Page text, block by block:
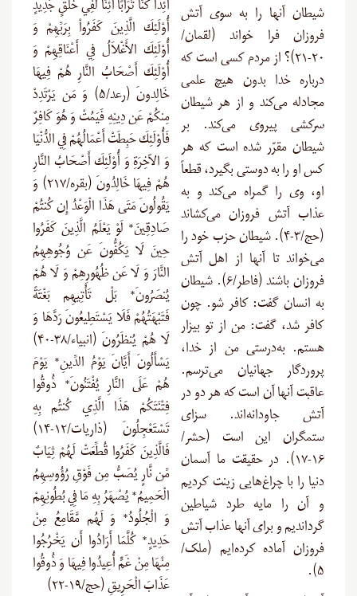
شیطان آنها را به سوی آتش
فروزان فرا خواند (لقمان/
۲۰-۲۱)؟ از مردم کسی است که
درباره خدا بدون هیچ علمی
مجادله می‌کند و از هر شیطان
سرکشی پیروی می‌کند. بر
شیطان مقرّر شده است که هر
کس او را به دوستی بگیرد، قطعاً
او، وی را گمراه می‌کند و به
عذاب آتش فروزان می‌کشاند
(حج/۳-۴). شیطان حزب خود را
می‌خواند تا آنها از اهل آتش
فروزان باشند (فاطر/۶). شیطان
به انسان گفت: کافر شو. چون
کافر شد، گفت: من از تو بیزار
هستم. به‌درستی من از خدا،
پروردگار جهانیان می‌ترسم.
عاقبت آنها آن است که هر دو در
آتش جاودانه‌اند. سزای
ستمگران این است (حشر/
۱۶-۱۷). در حقیقت ما آسمان
دنیا را با چراغ‌هایی زینت کردیم
و آن را مایه طرد شیاطین
گرداندیم و برای آنها عذاب آتش
فروزان آماده کرده‌ایم (ملک/
۵).
أَئِذَا كُنَّا تُرَابًا أَئِنَّا لَفِي خَلْقٍ جَدِيدٍ
أُوْلَئِكَ الَّذِينَ كَفَرُواْ بِرَبِّهِمْ وَ
أُوْلَئِكَ الأَغْلاَلُ فِي أَعْنَاقِهِمْ وَ
أُوْلَئِكَ أَصْحَابُ النَّارِ هُمْ فِيهَا
خَالِدونَ (رعد/۵) وَ مَن يَرْتَدِدْ
مِنكُمْ عَن دِينِهِ فَيَمُتْ وَ هُوَ كَافِرٌ
فَأُوْلَئِكَ حَبِطَتْ أَعْمَالُهُمْ فِي الدُّنْيَا
وَ الآخِرَةِ وَ أُوْلَئِكَ أَصْحَابُ النَّارِ
هُمْ فِيهَا خَالِدُونَ (بقره/۲۱۷) وَ
يَقُولُونَ مَتَى هَذَا الْوَعْدُ إِن كُنتُمْ
صَادِقِينَ* لَوْ يَعْلَمُ الَّذِينَ كَفَرُوا
حِينَ لَا يَكُفُّونَ عَن وُجُوهِهِمُ
النَّارَ وَ لَا عَن ظُهُورِهِمْ وَ لَا هُمْ
يُنصَرُونَ* بَلْ تَأْتِيهِم بَغْتَةً
فَتَبْهَتُهُمْ فَلَا يَسْتَطِيعُونَ رَدَّهَا وَ
لَا هُمْ يُنظَرُونَ (انبیاء/۳۸-۴۰)
يَسْأَلُونَ أَيَّانَ يَوْمُ الدِّينِ* يَوْمَ
هُمْ عَلَى النَّارِ يُفْتَنُونَ* ذُوقُوا
فِتْنَتَكُمْ هَذَا الَّذِي كُنتُم بِهِ
تَسْتَعْجِلُونَ (ذاریات/۱۲-۱۴)
فَالَّذِينَ كَفَرُوا قُطِّعَتْ لَهُمْ ثِيَابٌ
مِّن نَّارٍ يُصَبُّ مِن فَوْقِ رُؤُوسِهِمُ
الْحَمِيمُ* يُصْهَرُ بِهِ مَا فِي بُطُونِهِمْ
وَ الْجُلُودُ* وَ لَهُم مَّقَامِعُ مِنْ
حَدِيدٍ* كُلَّمَا أَرَادُوا أَن يَخْرُجُوا
مِنْهَا مِنْ غَمٍّ أُعِيدُوا فِيهَا وَ ذُوقُوا
عَذَابَ الْحَرِيقِ (حج/۱۹-۲۲)